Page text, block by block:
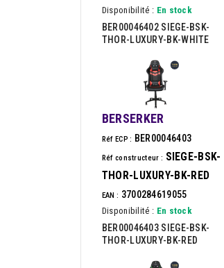
Disponibilité : En stock
BER00046402 SIEGE-BSK-
THOR-LUXURY-BK-WHITE
BERSERKER
Réf ECP : BER00046403
Réf constructeur : SIEGE-BSK-
THOR-LUXURY-BK-RED
EAN : 3700284619055
Disponibilité : En stock
BER00046403 SIEGE-BSK-
THOR-LUXURY-BK-RED